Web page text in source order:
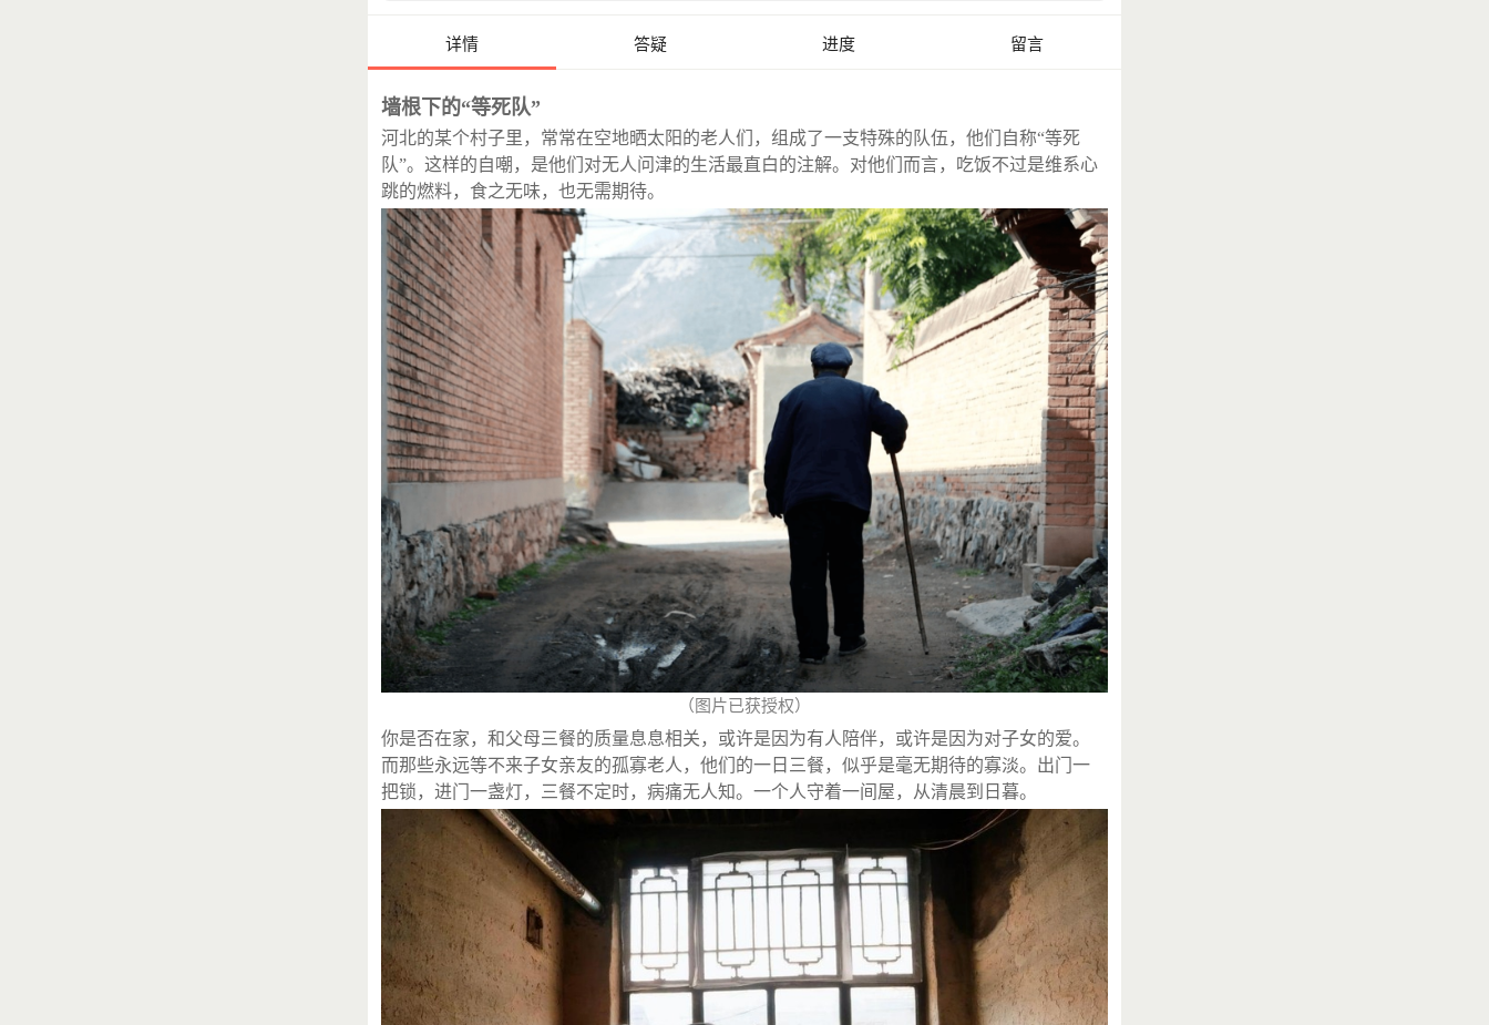
每月支持1.00元
Timerace 每月支持20.00元
王维Vicky🌻 每月支持1.00元
爱心人士 每月支持13.00元
Lucky
每月支持13.00元
福娃越来越好 每月支持13.00元
Suger 每月支持6.00元
叶梦真 每月支持34.00元
爱心人士 每月支持13.00元
爱心人士 每月支持13.00元
爱心人士 每月支持13.00元
爱心人士 每月支持13.00元
爱心人士 每月支持13.00元
lxz^^ 每月支持13.00元
详情 答疑 进度 留言
墙根下的“等死队”
河北的某个村子里，常常在空地晒太阳的老人们，组成了一支特殊的队伍，他们自称“等死
队”。这样的自嘲，是他们对无人问津的生活最直白的注解。对他们而言，吃饭不过是维系心
跳的燃料，食之无味，也无需期待。
（图片已获授权）
你是否在家，和父母三餐的质量息息相关，或许是因为有人陪伴，或许是因为对子女的爱。
而那些永远等不来子女亲友的孤寡老人，他们的一日三餐，似乎是毫无期待的寡淡。出门一
把锁，进门一盏灯，三餐不定时，病痛无人知。一个人守着一间屋，从清晨到日暮。